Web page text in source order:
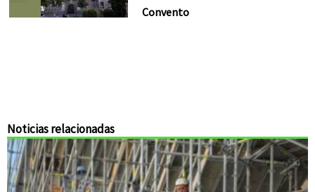
Convento
Noticias relacionadas